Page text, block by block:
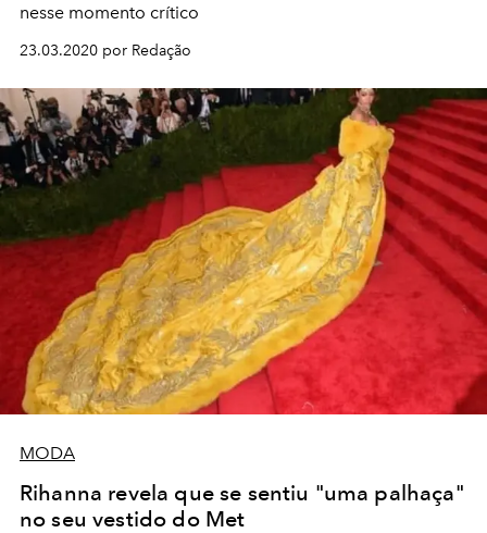
nesse momento crítico
23.03.2020 por Redação
MODA
Rihanna revela que se sentiu "uma palhaça"
no seu vestido do Met